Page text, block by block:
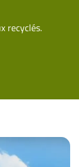
recyclés.